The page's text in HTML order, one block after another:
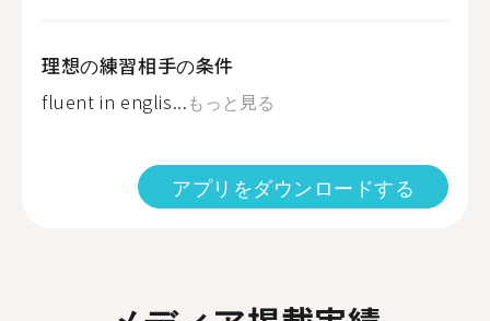
理想の練習相手の条件
fluent in englis...もっと見る
アプリをダウンロードする